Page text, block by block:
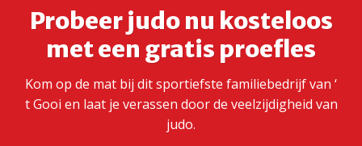
Probeer judo nu kosteloos
met een gratis proefles
Kom op de mat bij dit sportiefste familiebedrijf van ‘
t Gooi en laat je verassen door de veelzijdigheid van
judo.